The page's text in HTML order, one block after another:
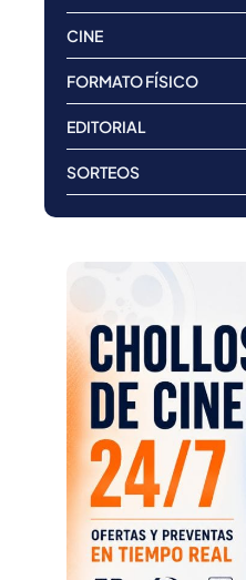
CINE
FORMATO FÍSICO
EDITORIAL
SORTEOS